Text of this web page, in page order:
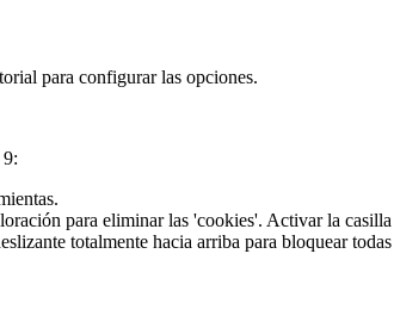
para configurar las opciones.
para eliminar las 'cookies'. Activar la
totalmente hacia arriba para bloquear